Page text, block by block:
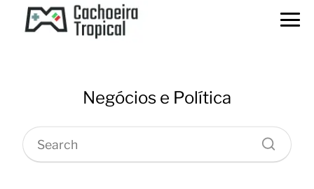
Negócios e Política